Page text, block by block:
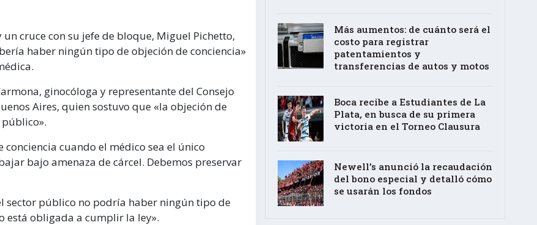
cruce con su jefe de bloque, Miguel Pichetto,
haber ningún tipo de objeción de conciencia»
ginocóloga y representante del Consejo
Aires, quien sostuvo que «la objeción de
cuando el médico sea el único
bajo amenaza de cárcel. Debemos preservar
sector público no podría haber ningún tipo de
está obligada a cumplir la ley».
Más aumentos: de cuánto será el
costo para registrar
patentamientos y
transferencias de autos y motos
Boca recibe a Estudiantes de La
Plata, en busca de su primera
victoria en el Torneo Clausura
Newell’s anunció la recaudación
del bono especial y detalló cómo
se usarán los fondos